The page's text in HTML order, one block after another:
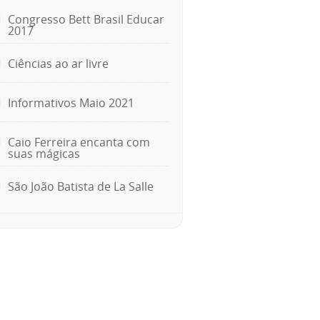
Congresso Bett Brasil Educar
2017
Ciências ao ar livre
Informativos Maio 2021
Caio Ferreira encanta com
suas mágicas
São João Batista de La Salle